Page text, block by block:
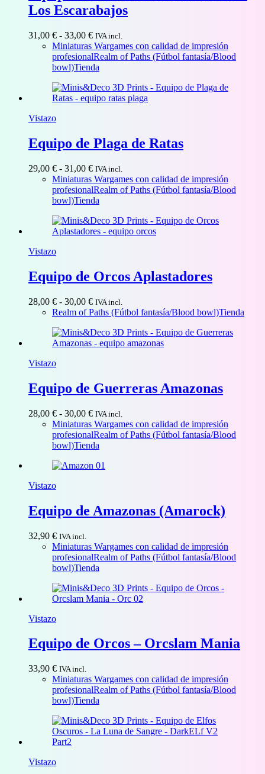
Los Escarabajos
31,00 € - 33,00 €Rango
de
precios:
desde
hasta
33,00 €
IVA incl.
Miniaturas Wargames con calidad de impresión
profesionalRealm of Paths (Fútbol fantasía/Blood
bowl)Tienda
Vistazo
Equipo de Plaga de Ratas
29,00 € - 31,00 €Rango
de
precios:
desde
hasta
31,00 €
IVA incl.
Miniaturas Wargames con calidad de impresión
profesionalRealm of Paths (Fútbol fantasía/Blood
bowl)Tienda
Vistazo
Equipo de Orcos Aplastadores
28,00 € - 30,00 €Rango
de
desde
28,00 €
IVA incl.
Realm of Paths (Fútbol fantasía/Blood bowl)Tienda
Vistazo
Equipo de Guerreras Amazonas
28,00 € - 30,00 €Rango
de
precios:
desde
hasta
IVA incl.
Miniaturas Wargames con calidad de impresión
profesionalRealm of Paths (Fútbol fantasía/Blood
bowl)Tienda
Vistazo
Equipo de Amazonas (Amarock)
32,90 € IVA incl.
Miniaturas Wargames con calidad de impresión
profesionalRealm of Paths (Fútbol fantasía/Blood
bowl)Tienda
Vistazo
Equipo de Orcos – Orcslam Mania
33,90 € IVA incl.
Miniaturas Wargames con calidad de impresión
profesionalRealm of Paths (Fútbol fantasía/Blood
bowl)Tienda
Vistazo